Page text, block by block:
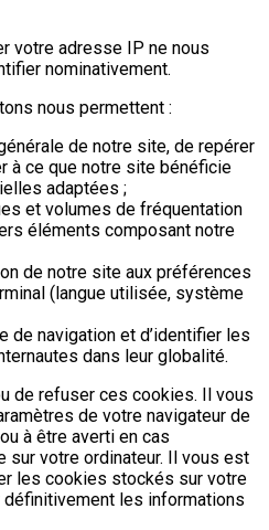
votre adresse IP ne nous
nominativement.
nous permettent :
de notre site, de repérer
à ce que notre site bénéficie
adaptées ;
et volumes de fréquentation
éléments composant notre
de notre site aux préférences
(langue utilisée, système
de navigation et d’identifier les
dans leur globalité.
de refuser ces cookies. Il vous
de votre navigateur de
à être averti en cas
sur votre ordinateur. Il vous est
les cookies stockés sur votre
les informations